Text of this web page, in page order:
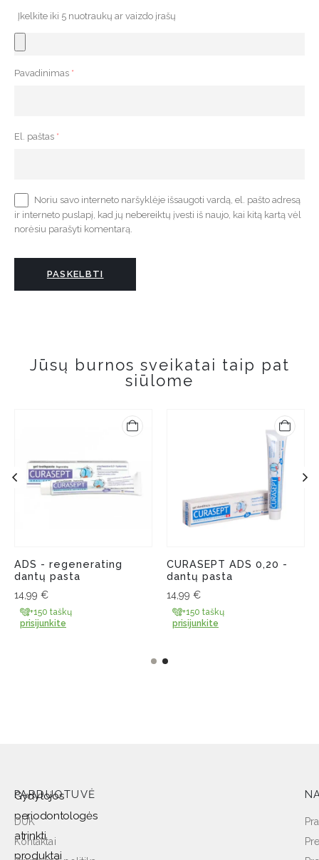
Įkelkite iki 5 nuotraukų ar vaizdo įrašų
Pavadinimas *
El. paštas *
Noriu savo interneto naršyklėje išsaugoti vardą, el. pašto adresą
ir interneto puslapį, kad jų nebereiktų įvesti iš naujo, kai kitą kartą vėl
norėsiu parašyti komentarą.
Jūsų burnos sveikatai taip pat
siūlome
ADS - regenerating
dantų pasta
14,99 €
+150 taškų
prisijunkite
CURASEPT ADS 0,20 -
dantų pasta
14,99 €
+150 taškų
prisijunkite
Gydytojos
periodontologės
atrinkti
produktai
PARDUOTUVĖ
DUK
Kontaktai